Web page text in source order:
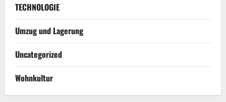
TECHNOLOGIE
Umzug und Lagerung
Uncategorized
Wohnkultur